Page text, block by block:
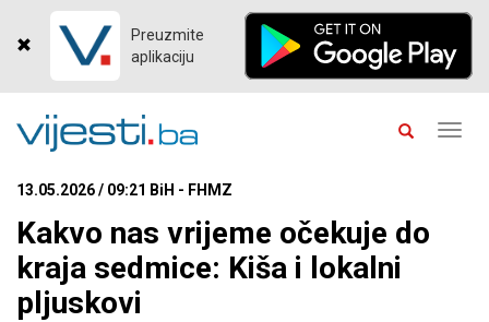
Preuzmite
aplikaciju
13.05.2026 / 09:21 BiH - FHMZ
Kakvo nas vrijeme očekuje do
kraja sedmice: Kiša i lokalni
pljuskovi